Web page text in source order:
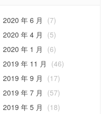
2020 年 6 月
(7)
2020 年 4 月
(5)
2020 年 1 月
(6)
2019 年 11 月
(46)
2019 年 9 月
(17)
2019 年 7 月
(57)
2019 年 5 月
(18)